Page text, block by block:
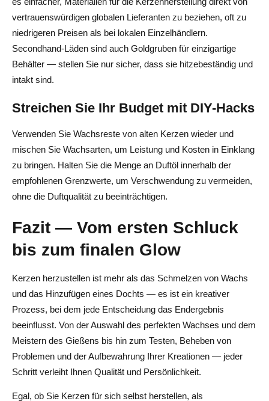
vertrauenswürdigen globalen Lieferanten zu beziehen, oft zu
niedrigeren Preisen als bei lokalen Einzelhändlern.
Secondhand-Läden sind auch Goldgruben für einzigartige
Behälter — stellen Sie nur sicher, dass sie hitzebeständig und
intakt sind.
Streichen Sie Ihr Budget mit DIY-Hacks
Verwenden Sie Wachsreste von alten Kerzen wieder und
mischen Sie Wachsarten, um Leistung und Kosten in Einklang
zu bringen. Halten Sie die Menge an Duftöl innerhalb der
empfohlenen Grenzwerte, um Verschwendung zu vermeiden,
ohne die Duftqualität zu beeinträchtigen.
Fazit — Vom ersten Schluck
bis zum finalen Glow
Kerzen herzustellen ist mehr als das Schmelzen von Wachs
und das Hinzufügen eines Dochts — es ist ein kreativer
Prozess, bei dem jede Entscheidung das Endergebnis
beeinflusst. Von der Auswahl des perfekten Wachses und dem
Meistern des Gießens bis hin zum Testen, Beheben von
Problemen und der Aufbewahrung Ihrer Kreationen — jeder
Schritt verleiht Ihnen Qualität und Persönlichkeit.
Egal, ob Sie Kerzen für sich selbst herstellen, als